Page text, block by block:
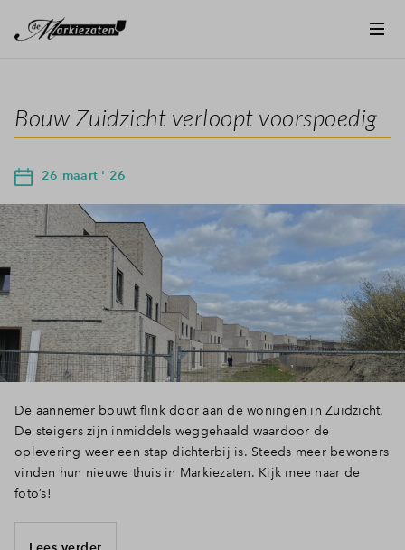
Bouw Zuidzicht verloopt voorspoedig
26 maart ' 26
De aannemer bouwt flink door aan de woningen in Zuidzicht.
De steigers zijn inmiddels weggehaald waardoor de
oplevering weer een stap dichterbij is. Steeds meer bewoners
vinden hun nieuwe thuis in Markiezaten. Kijk mee naar de
foto’s!